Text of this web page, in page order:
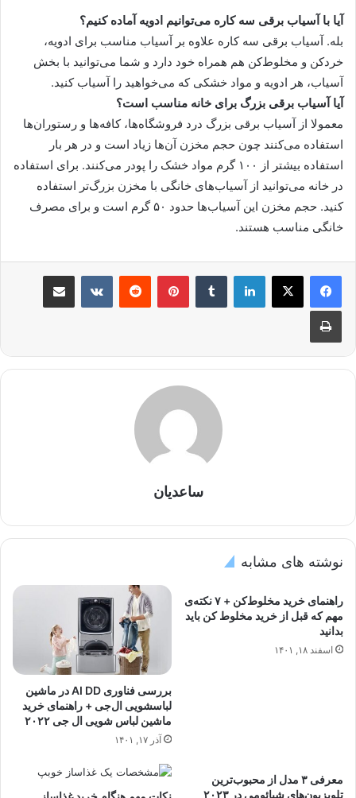
آیا با آسیاب برقی سه کاره می‌توانیم ادویه آماده کنیم؟
بله. آسیاب برقی سه کاره علاوه بر آسیاب مناسب برای ادویه،
خردکن و مخلوط‌کن هم همراه خود دارد و شما می‌توانید با بخش
آسیاب، هر ادویه و مواد خشکی که می‌خواهید را آسیاب کنید.
آیا آسیاب برقی بزرگ برای خانه مناسب است؟
معمولا از آسیاب برقی بزرگ درد فروشگاه‌ها، کافه‌ها و رستوران‌ها
استفاده می‌کنند چون حجم مخزن آن‌ها زیاد است و در هر بار
استفاده بیشتر از ۱۰۰ گرم مواد خشک را پودر می‌کنند. برای استفاده
در خانه می‌توانید از آسیاب‌های خانگی با مخزن بزرگ‌تر استفاده
کنید. حجم مخزن این آسیاب‌ها حدود ۵۰ گرم است و برای مصرف
خانگی مناسب هستند.
لینکدین ‫تامبلر ‫پین‌ترست‫رددیت ‫VKontakteاشتراک گذاری از طریق ایمیل
چاپ
ساعدیان
نوشته های مشابه
راهنمای خرید مخلوط‌کن + ۷ نکته‌ی
مهم که قبل از خرید مخلوط‌‌‎‌‌‌‌‌‎‌ کن باید
بدانید
اسفند ۱۸, ۱۴۰۱
بررسی فناوری AI DD در ماشین
لباسشویی ال‌جی + راهنمای خرید
ماشین لباس شویی ال جی ۲۰۲۲
آذر ۱۷, ۱۴۰۱
معرفی ۳ مدل از محبوب‌ترین
تلویزیون‌های شیائومی در ۲۰۲۳